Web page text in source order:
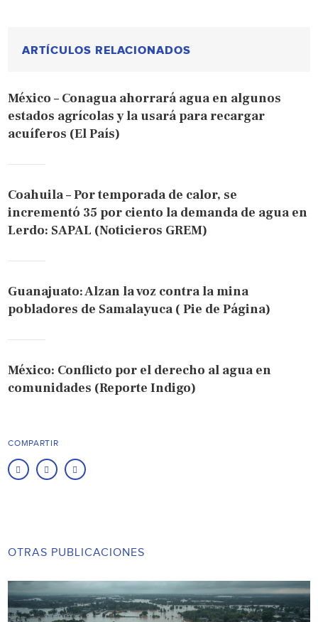
ARTÍCULOS RELACIONADOS
México – Conagua ahorrará agua en algunos
estados agrícolas y la usará para recargar
acuíferos (El País)
Coahuila – Por temporada de calor, se
incrementó 35 por ciento la demanda de agua en
Lerdo: SAPAL (Noticieros GREM)
Guanajuato: Alzan la voz contra la mina
pobladores de Samalayuca ( Pie de Página)
México: Conflicto por el derecho al agua en
comunidades (Reporte Indigo)
COMPARTIR
OTRAS PUBLICACIONES